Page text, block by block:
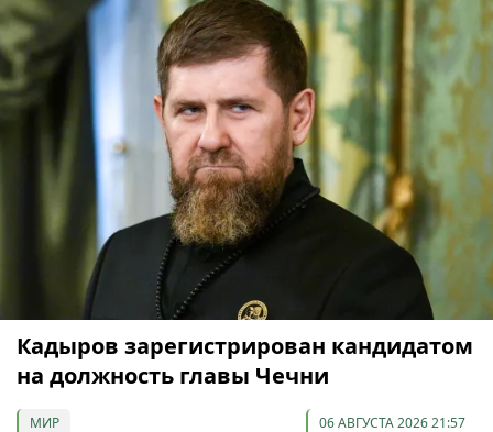
Кадыров зарегистрирован кандидатом
на должность главы Чечни
МИР 06 АВГУСТА 2026 21:57